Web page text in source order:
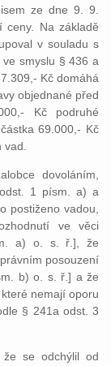
ze dne 9. 9.
Na základě
v souladu s
smyslu § 436 a
Kč domáhá
objednané před
Kč podruhé
69.000,- Kč
dovoláním,
1 písm. a) a
postiženo vadou,
ve věci
a) o. s. ř.], že
posouzení
b) o. s. ř.] a že
nemají oporu
§ 241a odst. 3
že se odchýlil od